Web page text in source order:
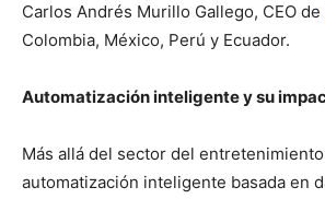
Carlos Andrés Murillo Gallego, CEO de
Colombia, México, Perú y Ecuador.
Automatización inteligente y su
Más allá del sector del
automatización inteligente basada en